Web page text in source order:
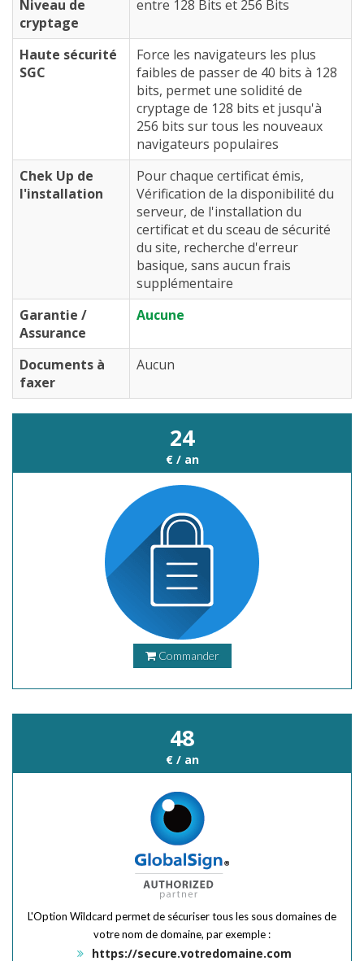
Niveau de
cryptage
entre 128 Bits et 256 Bits
Haute sécurité
SGC
Force les navigateurs les plus
faibles de passer de 40 bits à 128
bits, permet une solidité de
cryptage de 128 bits et jusqu'à
256 bits sur tous les nouveaux
navigateurs populaires
Chek Up de
l'installation
Pour chaque certificat émis,
Vérification de la disponibilité du
serveur, de l'installation du
certificat et du sceau de sécurité
du site, recherche d'erreur
basique, sans aucun frais
supplémentaire
Garantie /
Assurance
Aucune
Documents à
faxer
Aucun
24
€ / an
Commander
48
€ / an
L'Option Wildcard permet de sécuriser tous les sous domaines de
votre nom de domaine, par exemple :
https://secure.votredomaine.com